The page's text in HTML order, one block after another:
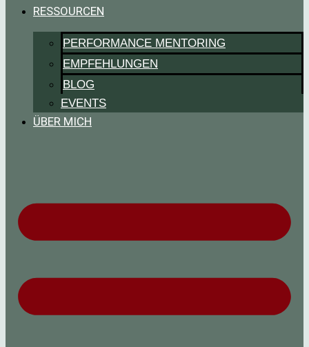
RESSOURCEN
PERFORMANCE MENTORING
EMPFEHLUNGEN
BLOG
EVENTS
ÜBER MICH